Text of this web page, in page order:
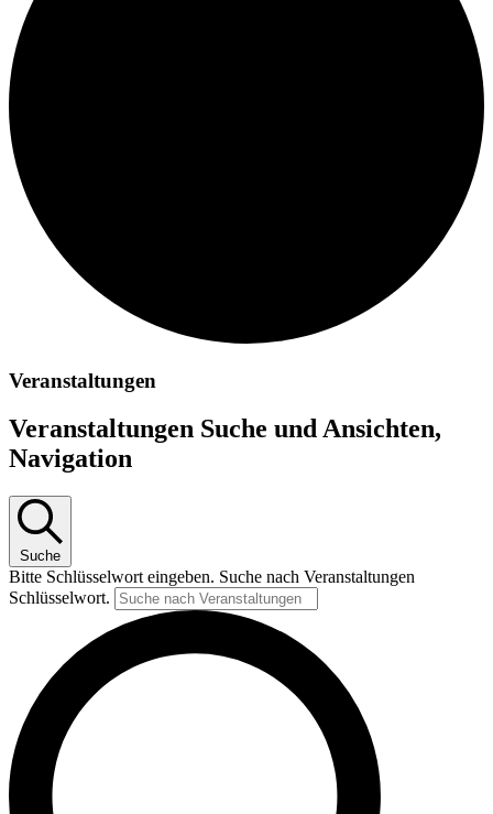
Veranstaltungen
Veranstaltungen Suche und Ansichten,
Navigation
Suche
Bitte Schlüsselwort eingeben. Suche nach Veranstaltungen
Schlüsselwort.